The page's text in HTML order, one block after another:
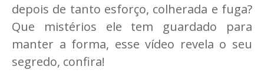
depois de tanto esforço, colherada e fuga?
Que mistérios ele tem guardado para
manter a forma, esse vídeo revela o seu
segredo, confira!